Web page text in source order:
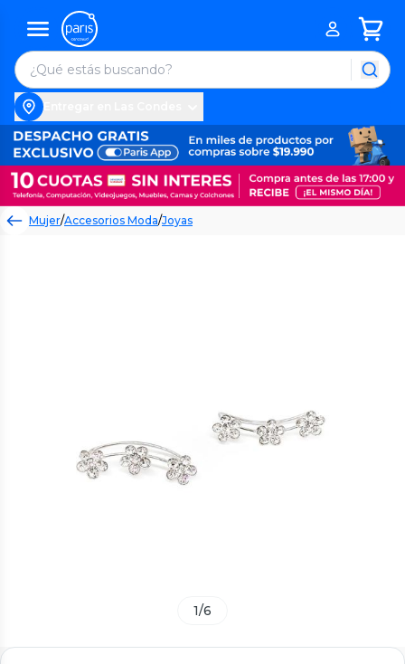
Mujer/Accesorios Moda/Joyas
1/6